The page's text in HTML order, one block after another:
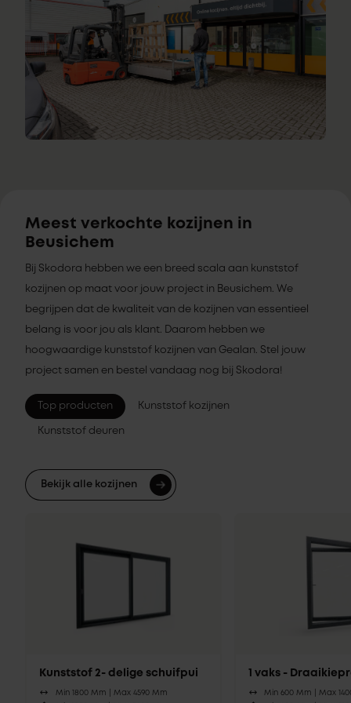
Meest verkochte kozijnen in
Beusichem
Bij Skodora hebben we een breed scala aan kunststof
kozijnen op maat voor jouw project in Beusichem. We
begrijpen dat de kwaliteit van de kozijnen van essentieel
belang is voor jou als klant. Daarom hebben we
hoogwaardige kunststof kozijnen van Gealan. Stel jouw
project samen en bestel vandaag nog bij Skodora!
Top producten Kunststof kozijnen
Kunststof deuren
Bekijk alle kozijnen
Kunststof 2- delige schuifpui
Min 1800 Mm | Max 4590 Mm
1 vaks -
Min 600 Mm |Max